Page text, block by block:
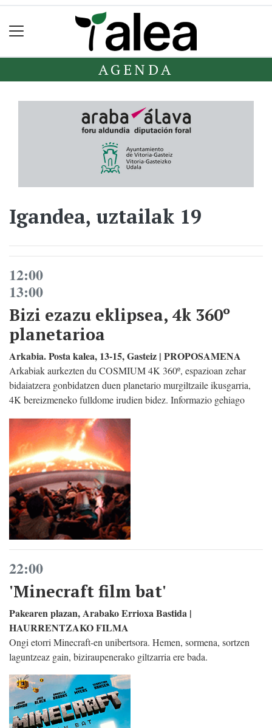
AGENDA
Igandea, uztailak 19
12:00
13:00
Bizi ezazu eklipsea, 4k 360º
planetarioa
Arkabia. Posta kalea, 13-15, Gasteiz | PROPOSAMENA
Arkabiak aurkezten du COSMIUM 4K 360º, espazioan zehar
bidaiatzera gonbidatzen duen planetario murgiltzaile ikusgarria,
4K bereizmeneko fulldome irudien bidez. Informazio gehiago
22:00
'Minecraft film bat'
Pakearen plazan, Arabako Errioxa Bastida |
HAURRENTZAKO FILMA
Ongi etorri Minecraft-en unibertsora. Hemen, sormena, sortzen
laguntzeaz gain, biziraupenerako giltzarria ere bada.